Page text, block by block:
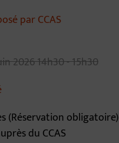
par CCAS
202614h30 - 15h30
(Réservation obligatoire)
du CCAS